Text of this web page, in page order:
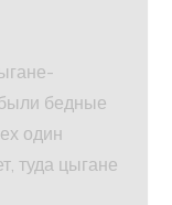
бедные
один
туда цыгане